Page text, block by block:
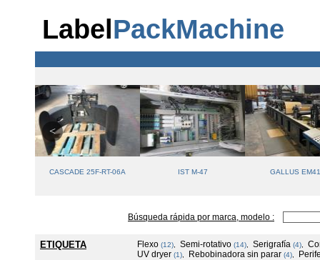
Label PackMachine
CASCADE 25F-RT-06A IST M-47 GALLUS
Búsqueda rápida por marca, modelo :
ETIQUETA Flexo (12) Semi-rotativo (14) Serigrafía (4)
UV dryer (1) Rebobinadora sin parar (4)